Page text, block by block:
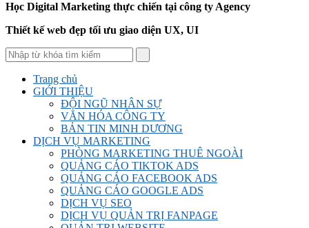
Học Digital Marketing thực chiến tại công ty Agency
Thiết kế web đẹp tối ưu giao diện UX, UI
Trang chủ
GIỚI THIỆU
ĐỘI NGŨ NHÂN SỰ
VĂN HÓA CÔNG TY
BẢN TIN MINH DƯƠNG
DỊCH VỤ MARKETING
PHÒNG MARKETING THUÊ NGOÀI
QUẢNG CÁO TIKTOK ADS
QUẢNG CÁO FACEBOOK ADS
QUẢNG CÁO GOOGLE ADS
DỊCH VỤ SEO
DỊCH VỤ QUẢN TRỊ FANPAGE